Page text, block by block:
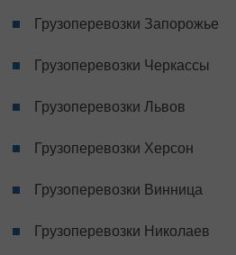
Грузоперевозки Запорожье
Грузоперевозки Черкассы
Грузоперевозки Львов
Грузоперевозки Херсон
Грузоперевозки Винница
Грузоперевозки Николаев